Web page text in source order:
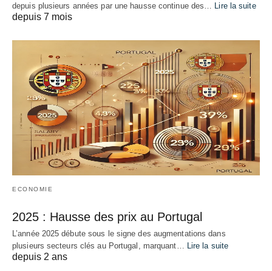
depuis plusieurs années par une hausse continue des…
Lire la suite
depuis 7 mois
ECONOMIE
2025 : Hausse des prix au Portugal
L’année 2025 débute sous le signe des augmentations dans
plusieurs secteurs clés au Portugal, marquant… Lire la suite
depuis 2 ans